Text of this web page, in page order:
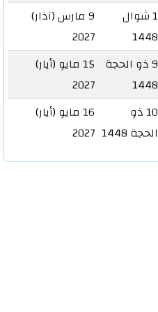
1 شوال
1448
9 مارس (آذار)
2027
9 ذو الحجة
1448
15 مايو (أيار)
2027
10 ذو
الحجة 1448
16 مايو (أيار)
2027